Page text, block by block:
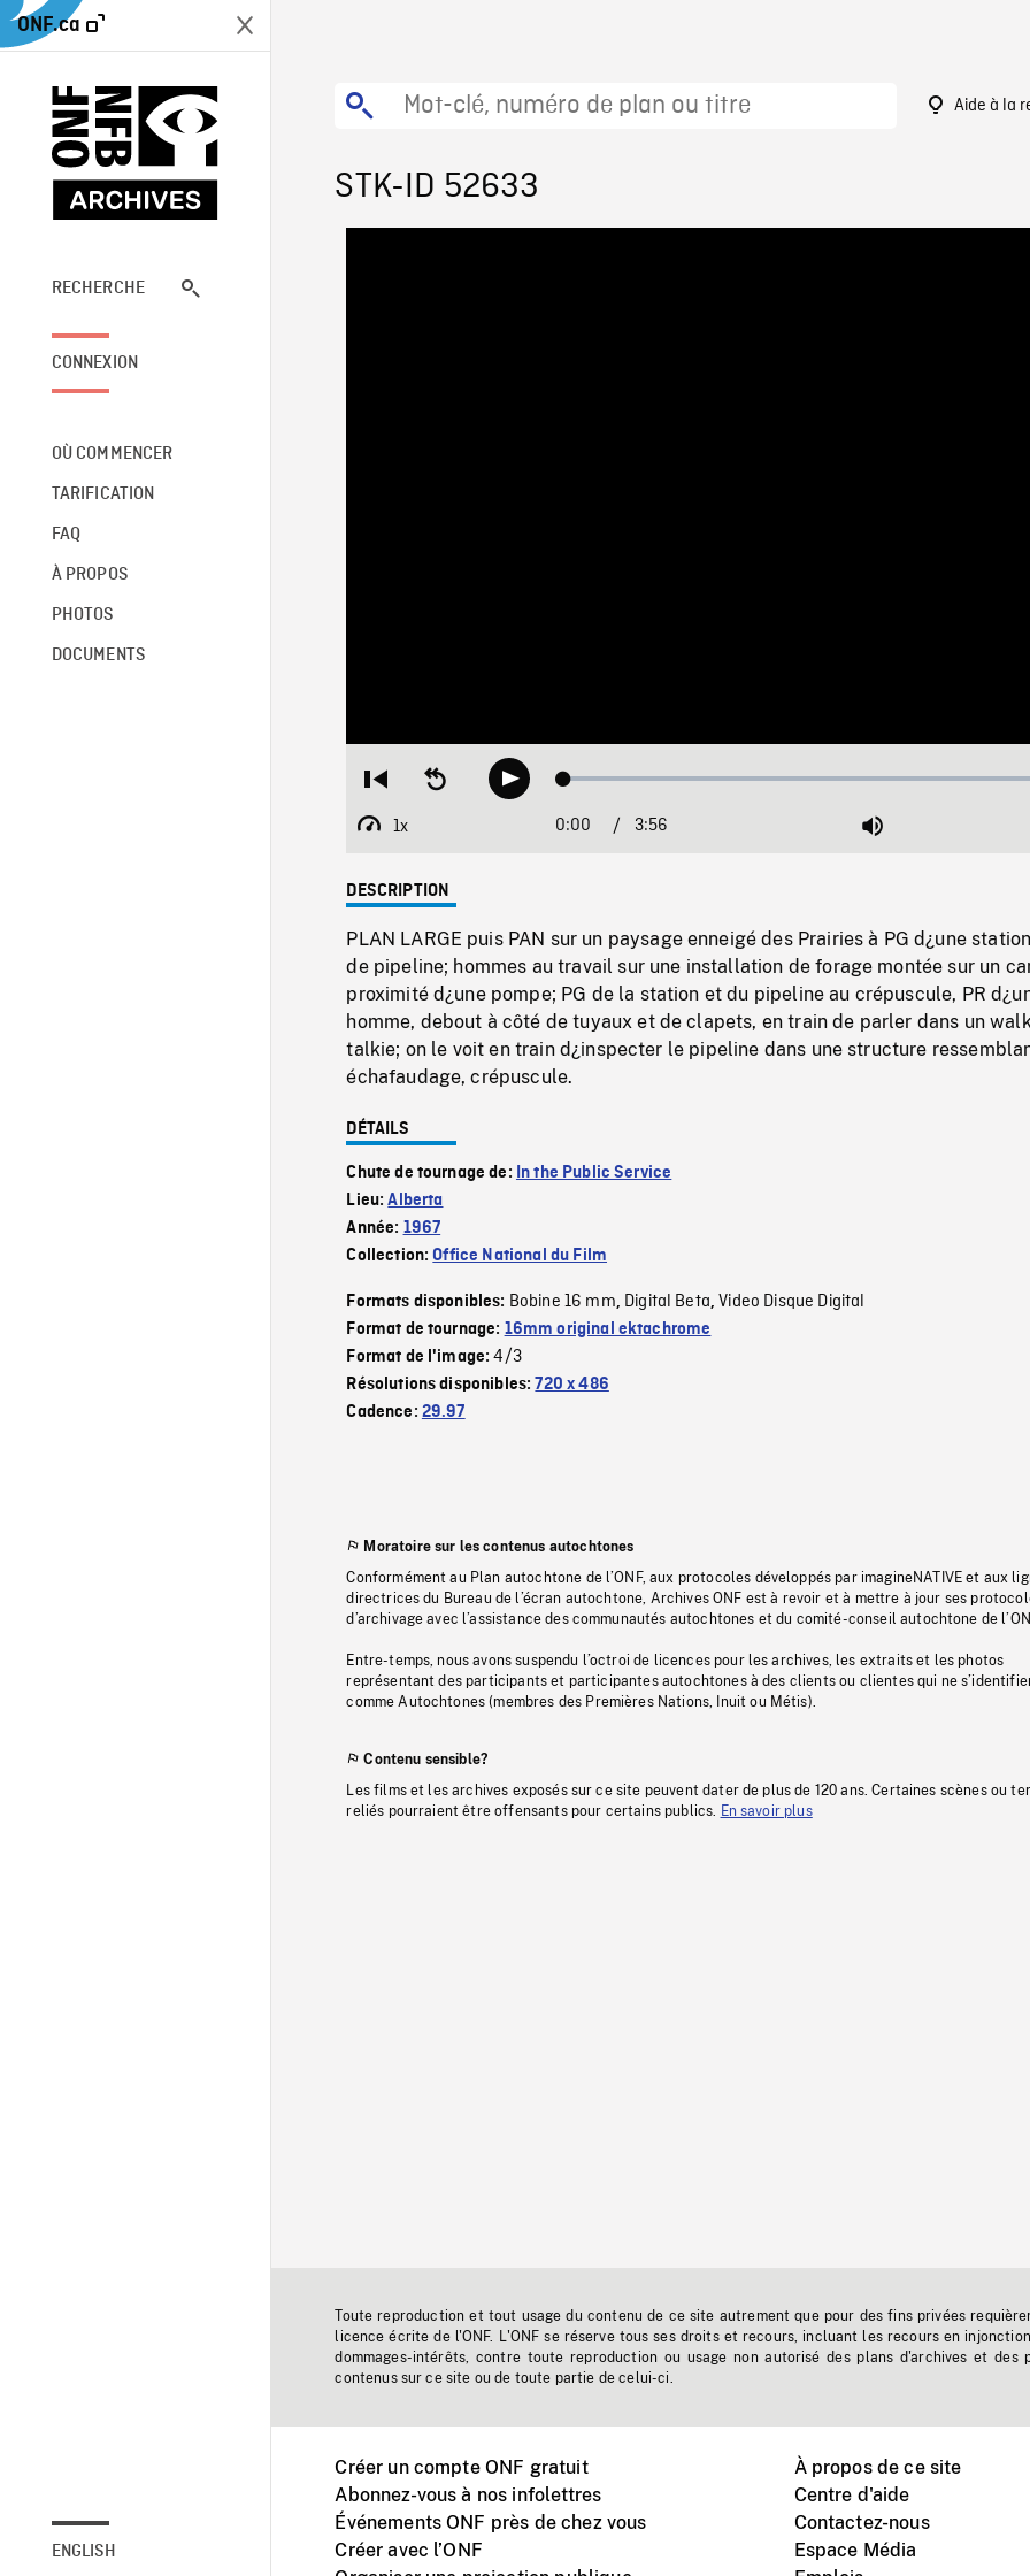
ONF.ca
RECHERCHE
CONNEXION
OÙ COMMENCER
TARIFICATION
FAQ
À PROPOS
PHOTOS
DOCUMENTS
ENGLISH
Aide à la
STK-ID 52633
Restart
beginning
Seek
backwardPlay Loaded:
1x
Playback
Current
0:00 / 3:56 Mute
DESCRIPTION
PLAN LARGE puis PAN sur un paysage enneigé des Prairies à PG d¿une
de pipeline; hommes au travail sur une installation de forage montée sur un
proximité d¿une pompe; PG de la station et du pipeline au crépuscule, PR
homme, debout à côté de tuyaux et de clapets, en train de parler dans un
talkie; on le voit en train d¿inspecter le pipeline dans une structure
échafaudage, crépuscule.
DÉTAILS
Chute de tournage de: In the Public Service
Lieu:Alberta
Année: 1967
Collection:Office National du Film
Formats disponibles: Bobine 16 mm, Digital Beta,Video Disque Digital
Format de tournage: 16mm original ektachrome
Format de l'image:4/3
Résolutions disponibles:720 x 486
Cadence: 29.97
Moratoire sur les contenus autochtones
Conformément au Plan autochtone de l’ONF, aux protocoles développés par imagineNATIVE et aux
directrices du Bureau de l’écran autochtone, Archives ONF est à revoir et à mettre à jour ses
d’archivage avec l’assistance des communautés autochtones et du comité-conseil autochtone de
Entre-temps, nous avons suspendu l’octroi de licences pour les archives, les extraits et les photos
représentant des participants et participantes autochtones à des clients ou clientes qui ne
comme Autochtones (membres des Premières Nations, Inuit ou Métis).
Contenu sensible?
Les films et les archives exposés sur ce site peuvent dater de plus de 120 ans. Certaines scènes ou
reliés pourraient être offensants pour certains publics.
En savoir plus
Toute reproduction et tout usage du contenu de ce site autrement que pour des fins privées
licence écrite de l'ONF. L'ONF se réserve tous ses droits et recours, incluant les recours en
dommages-intérêts, contre toute reproduction ou usage non autorisé des plans d'archives et des
contenus sur ce site ou de toute partie de celui-ci.
Créer un compte ONF gratuit
Abonnez-vous à nos infolettres
Événements ONF près de chez vous
Créer avec l’ONF
À propos de ce site
Centre d'aide
Contactez-nous
Espace Média